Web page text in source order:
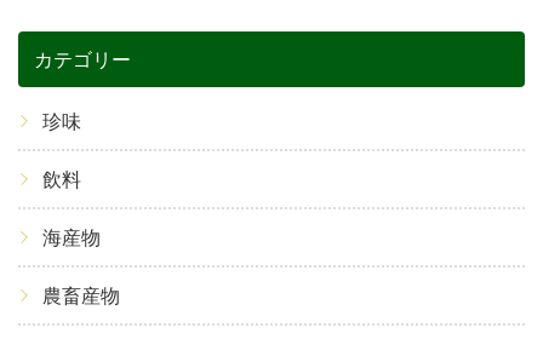
カテゴリー
珍味
飲料
海産物
農畜産物